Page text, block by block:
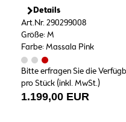
Details
Art.Nr. 290299008
Größe: M
Farbe: Massala Pink
Bitte erfragen Sie die
pro Stück (inkl. MwSt.)
1.199,00 EUR